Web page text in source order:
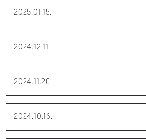
2025.01.15.
2024.12.11.
2024.11.20.
2024.10.16.